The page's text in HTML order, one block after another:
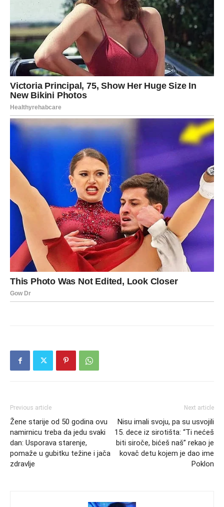
Previous article
Žene starije od 50 godina ovu
namirnicu treba da jedu svaki
dan: Usporava starenje,
pomaže u gubitku težine i jača
zdravlje
Next article
Nisu imali svoju, pa su usvojili
15. dece iz sirotišta: “Ti nećeš
biti siroče, bićeš naš” rekao je
kovač detu kojem je dao ime
Poklon